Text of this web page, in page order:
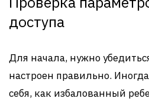
доступа
Для начала, нужно
настроен правильно.
себя, как избалованный